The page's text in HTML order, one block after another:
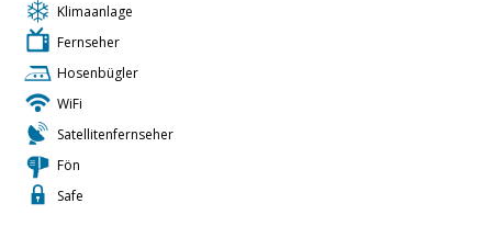
Klimaanlage
Fernseher
Hosenbügler
WiFi
Satellitenfernseher
Fön
Safe